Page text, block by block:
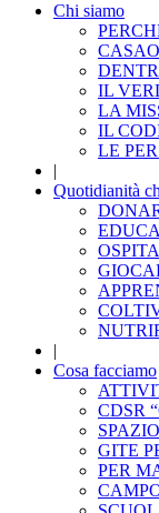
Chi siamo
IL
LA
IL
LE
|
Quotidianità
|
Cosa facciamo
CDSR
GITE
PER